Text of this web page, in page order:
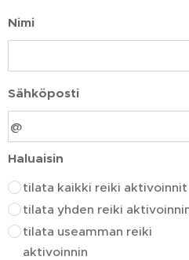
Nimi
Sähköposti
Haluaisin
tilata kaikki reiki aktivoinnit
tilata yhden reiki
tilata useamman reiki
aktivoinnin